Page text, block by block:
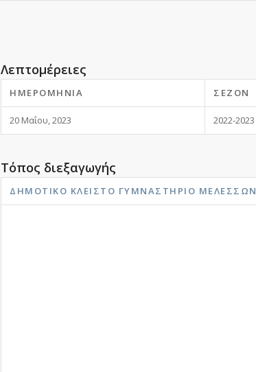
Λεπτομέρειες
ΗΜΕΡΟΜΗΝΊΑ ΣΕΖΌΝ
20 Μαΐου, 2023 2022-2023
Τόπος διεξαγωγής
ΔΗΜΟΤΙΚΌ ΚΛΕΙΣΤΌ ΓΥΜΝΑΣΤΉΡΙΟ ΜΕΛΕΣΣΏΝ